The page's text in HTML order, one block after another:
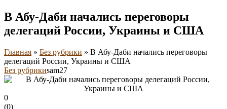
В Абу-Даби начались переговоры
делегаций России, Украины и США
Главная » Без рубрики » В Абу-Даби начались переговоры
делегаций России, Украины и США
Без рубрикиsam27
0
(0)